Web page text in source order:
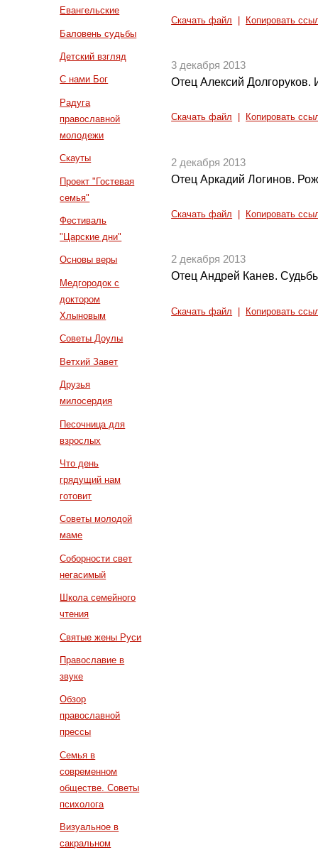
Евангельские
Баловень судьбы
Детский взгляд
С нами Бог
Радуга
православной
молодежи
Скауты
Проект "Гостевая
семья"
Фестиваль
"Царские дни"
Основы веры
Медгородок с
доктором
Хлыновым
Советы Доулы
Ветхий Завет
Друзья
милосердия
Песочница для
взрослых
Что день
грядущий нам
готовит
Советы молодой
маме
Соборности свет
негасимый
Школа семейного
чтения
Святые жены Руси
Православие в
звуке
Обзор
православной
прессы
Семья в
современном
обществе. Советы
психолога
Визуальное в
сакральном
Скачать файл Копировать
3 декабря 2013
Отец Алексий Долгоруков.
Скачать файл Копировать
2 декабря 2013
Отец Аркадий Логинов.
Скачать файл Копировать
2 декабря 2013
Отец Андрей Канев.
Скачать файл Копировать